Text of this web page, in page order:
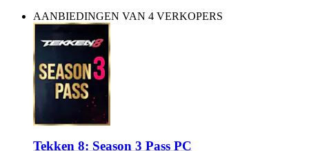
AANBIEDINGEN VAN 4 VERKOPERS
Tekken 8: Season 3 Pass PC